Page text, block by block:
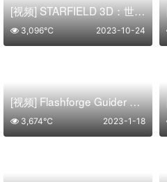
[视频] STARFIELD 3D：世界上第一台大型打印和后固化一体式SLA 3D打印机
2023-10-24
3,096℃
[视频] Flashforge Guider 3 全新一代轻量化3D打印机：更大、更轻、更省心
2023-1-18
3,674℃